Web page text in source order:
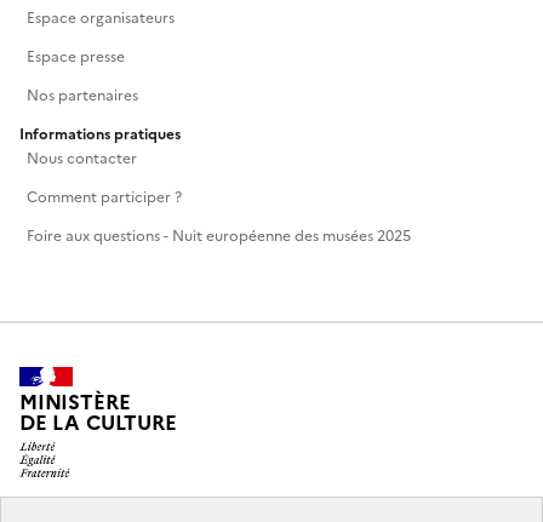
Espace organisateurs
Espace presse
Nos partenaires
Informations pratiques
Nous contacter
Comment participer ?
Foire aux questions - Nuit européenne des musées 2025
MINISTÈRE
DE LA CULTURE